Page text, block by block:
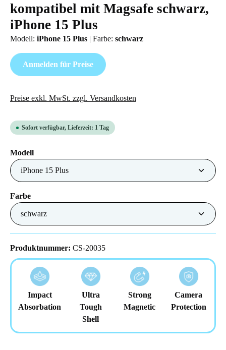
kompatibel mit Magsafe schwarz,
iPhone 15 Plus
Modell: iPhone 15 Plus | Farbe: schwarz
Anmelden für Preise
Preise exkl. MwSt. zzgl. Versandkosten
Sofort verfügbar, Lieferzeit: 1 Tag
Modellauswählen
Farbeauswählen
Produktnummer: CS-20035
Impact
Absorbation
Ultra
Tough
Shell
Strong
Magnetic
Camera
Protection